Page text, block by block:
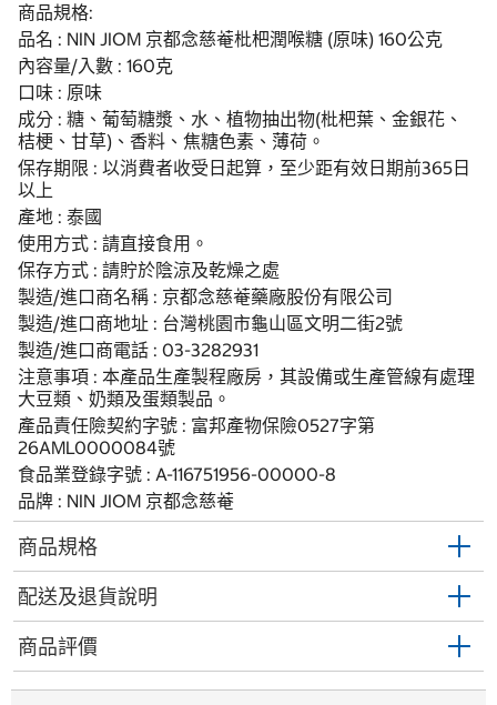
商品規格:
品名 : NIN JIOM 京都念慈菴枇杷潤喉糖 (原味) 160公克
內容量/入數 : 160克
口味 : 原味
成分 : 糖、葡萄糖漿、水、植物抽出物(枇杷葉、金銀花、
桔梗、甘草)、香料、焦糖色素、薄荷。
保存期限 : 以消費者收受日起算，至少距有效日期前365日
以上
產地 : 泰國
使用方式 : 請直接食用。
保存方式 : 請貯於陰涼及乾燥之處
製造/進口商名稱 : 京都念慈菴藥廠股份有限公司
製造/進口商地址 : 台灣桃園市龜山區文明二街2號
製造/進口商電話 : 03-3282931
注意事項 : 本產品生產製程廠房，其設備或生產管線有處理
大豆類、奶類及蛋類製品。
產品責任險契約字號 : 富邦產物保險0527字第
26AML0000084號
食品業登錄字號 : A-116751956-00000-8
品牌 : NIN JIOM 京都念慈菴
商品規格
配送及退貨說明
商品評價